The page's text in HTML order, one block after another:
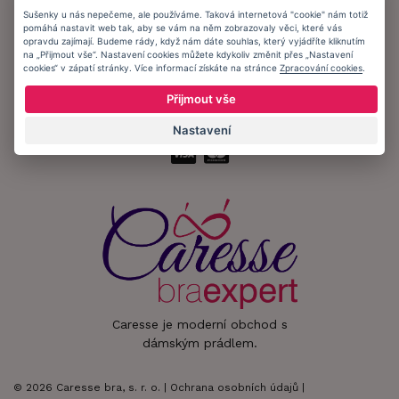
Caresse je moderní obchod s
dámským prádlem.
© 2026 Caresse bra, s. r. o. | Ochrana osobních údajů |
Zůstaňte s námi v kontaktu.
Sušenky u nás nepečeme, ale používáme. Taková internetová "cookie" nám totiž
pomáhá nastavit web tak, aby se vám na něm zobrazovaly věci, které vás
opravdu zajímají. Budeme rády, když nám dáte souhlas, který vyjádříte kliknutím
na „Přijmout vše“. Nastavení cookies můžete kdykoliv změnit přes „Nastavení
cookies“ v zápatí stránky. Více informací získáte na stránce Zpracování cookies
Přijmout vše
Nastavení